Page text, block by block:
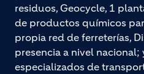
residuos, Geocycle, 1
de productos químicos
propia red de ferreterías,
presencia a nivel nacional;
especializados de